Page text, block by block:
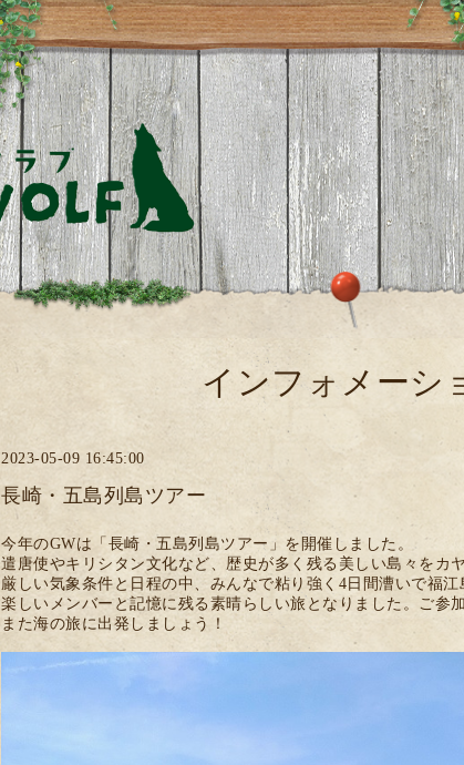
インフォメーシ
2023-05-09 16:45:00
長崎・五島列島ツアー
今年のGWは「長崎・五島列島ツアー」を開催しました。
遣唐使やキリシタン文化など、歴史が多く残る美しい島々をカ
厳しい気象条件と日程の中、みんなで粘り強く4日間漕いで福江
楽しいメンバーと記憶に残る素晴らしい旅となりました。ご参
また海の旅に出発しましょう！